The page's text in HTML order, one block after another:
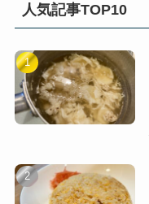
人気記事TOP10